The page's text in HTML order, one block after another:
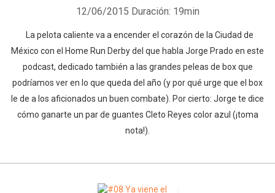
12/06/2015 Duración: 19min
La pelota caliente va a encender el corazón de la Ciudad de
México con el Home Run Derby del que habla Jorge Prado en este
podcast, dedicado también a las grandes peleas de box que
podríamos ver en lo que queda del año (y por qué urge que el box
le de a los aficionados un buen combate). Por cierto: Jorge te dice
cómo ganarte un par de guantes Cleto Reyes color azul (¡toma
nota!).